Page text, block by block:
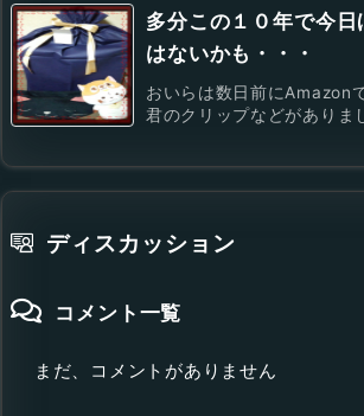
多分この１０年で今日
はないかも・・・
おいらは数日前にAmazon
君のクリップなどがありま
ディスカッション
コメント一覧
まだ、コメントがありません